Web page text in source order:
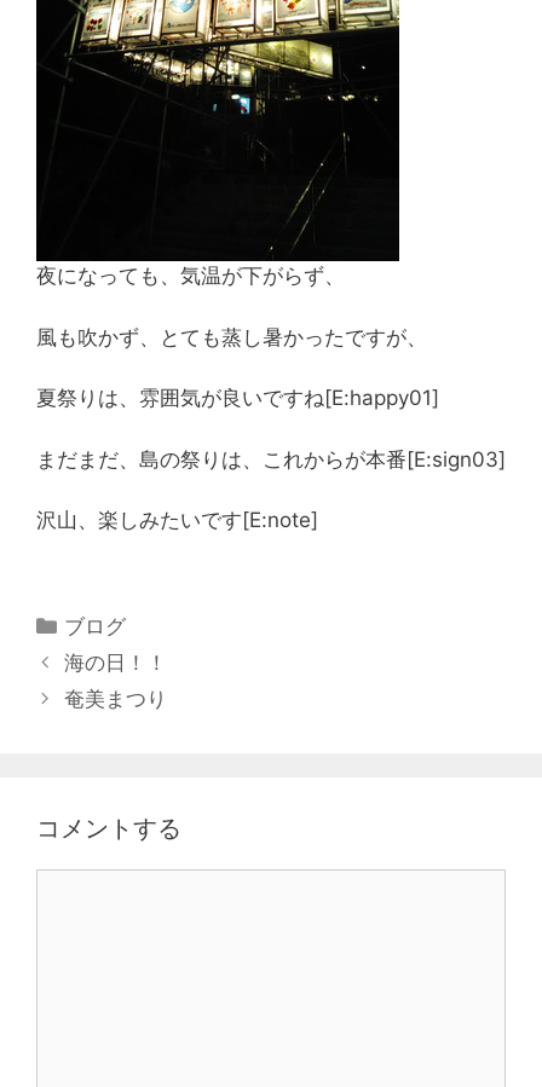
夜になっても、気温が下がらず、
風も吹かず、とても蒸し暑かったですが、
夏祭りは、雰囲気が良いですね[E:happy01]
まだまだ、島の祭りは、これからが本番[E:sign03]
沢山、楽しみたいです[E:note]
ブログ
海の日！！
奄美まつり
コメントする